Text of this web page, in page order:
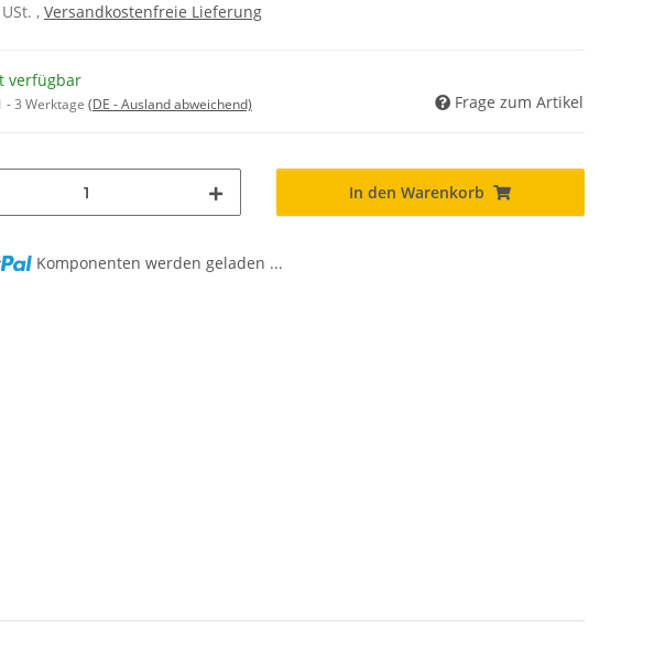
, Versandkostenfreie Lieferung
verfügbar
- 3 Werktage (DE - Ausland abweichend) Frage zum Artikel
In den Warenkorb
Komponenten werden geladen ...